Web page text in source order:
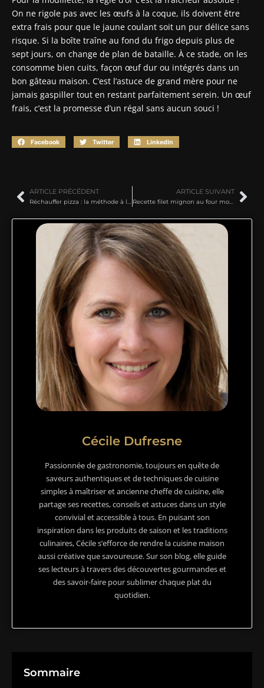
On ne rigole pas avec les œufs à la coque, ils doivent être
extra frais pour que le jaune coulant soit un pur délice sans
risque. Si la boîte traîne au fond du frigo depuis plus de
sept jours, on change de plan de bataille. À ce stade, on les
consomme bien cuits, façon œuf dur ou intégrés dans un
bon gâteau maison. C’est l’astuce de grand mère pour ne
jamais gaspiller tout en restant parfaitement serein. Un œuf
frais, c’est la promesse d’un régal sans aucun souci !
Facebook Twitter LinkedIn
ARTICLE PRÉCÉDENT ARTICLE SUIVANT
Recette filet mignon au four moelleux : la technique pour une viande fondante
Cécile Dufresne
Passionnée de gastronomie, toujours en quête de
saveurs authentiques et de techniques de cuisine
simples à maîtriser et ancienne cheffe de cuisine, elle
partage ses recettes, conseils et astuces dans un style
convivial et accessible à tous. En puisant son
inspiration dans les produits de saison et les traditions
culinaires, Cécile s’efforce de rendre la cuisine maison
aussi créative que savoureuse. Sur son blog, elle guide
ses lecteurs à travers des découvertes gourmandes et
des savoir-faire pour sublimer chaque plat du
quotidien.
Sommaire